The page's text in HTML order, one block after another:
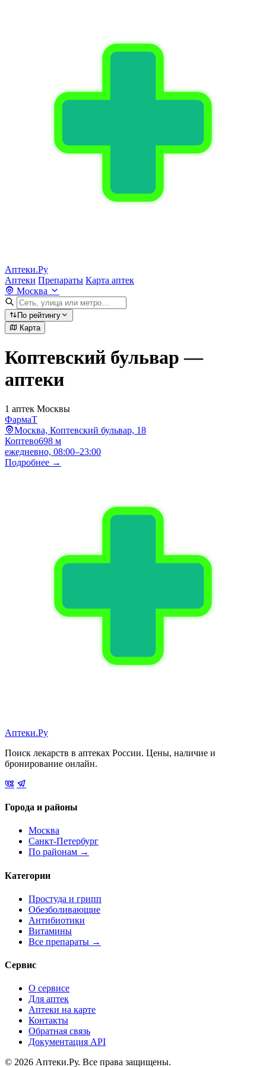
Аптеки.Ру
Аптеки Препараты Карта аптек
Москва
По рейтингу
Карта
Коптевский бульвар —
аптеки
1 аптек Москвы
ФармаТ
Москва, Коптевский бульвар, 18
Коптево698 м
ежедневно, 08:00–23:00
Подробнее →
Аптеки.Ру
Поиск лекарств в аптеках России. Цены, наличие и
бронирование онлайн.
Города и районы
Москва
Санкт-Петербург
По районам →
Категории
Простуда и грипп
Обезболивающие
Антибиотики
Витамины
Все препараты →
Сервис
О сервисе
Для аптек
Аптеки на карте
Контакты
Обратная связь
Документация API
© 2026 Аптеки.Ру. Все права защищены.